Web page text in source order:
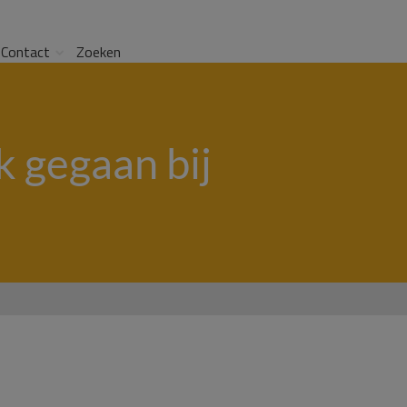
Contact Zoeken
gegaan bij